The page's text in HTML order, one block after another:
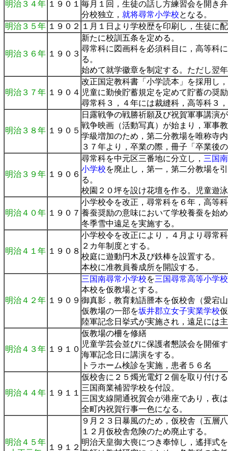
明治３４年 １９０１ 毎月１回，生徒の話し方練習会を開き
分校独立， 就将尋常小学校となる。
明治３５年 １９０２ １月１日より学校歴を印刷し，生徒に
明治３６年 １９０３
新たに校訓五条を定める。
尋常科に図画科を必須科目に，高等科
る。
始めて就学徽章を制定する。ただし翌
明治３７年 １９０４
改正国定教科書「小学読本」を採用し
児童に勤倹貯蓄規定を定めて貯蓄の奨
尋常科３，４年には裁縫科，高等科３
明治３８年 １９０５
日露戦争の戦勝祈願及び祝賀軍事講演
戦争映画（活動写真）が始まり，軍事
学級増加のため，第二分教場を唯称寺
３７年より，卒業の際，冊子「卒業後
明治３９年 １９０６
尋常科を中元区三番地に分立し， 三国
小学校を廃止し，第一，第二分教場を
る。
校園２０坪を設け花壇を作る。児童遊
明治４０年 １９０７
小学校令を改正，尋常科を６年，高等
養蚕奨励の意味において学校養蚕を始
冬季雪中遠足を実施する。
明治４１年 １９０８
小学校令を改正により，４月より尋常
２カ年制度とする。
校庭に遊動円木及び鉄棒を設置する。
本校に准教員養成所を開設する。
明治４２年 １９０９
三国南尋常小学校を三国尋常高等小学校
本校を仮教場とする。
御真影，教育勅語謄本を仮校舎（愛宕
仮教場の一部を坂井郡立女子実業学校
陸軍記念日挙式が実施され，遠足には
明治４３年 １９１０
仮教場の柵を修繕
児童学芸会並びに保護者懇談会を開催
海軍記念日に講演をする。
トラホーム検診を実施，患者５６名
明治４４年 １９１１
仮校舎に２５燭光電灯２個を取り付け
三国商業補習学校を付設。
三国支線開通祝賀会が港座であり，夜
全町内祝賀行事一色になる。
明治４５年
１９１２
９月２３日暴風のため，仮校舎（五層
１２月仮校舎危険のため廃止する。
明治天皇御大喪につき奉悼し，遙拝式